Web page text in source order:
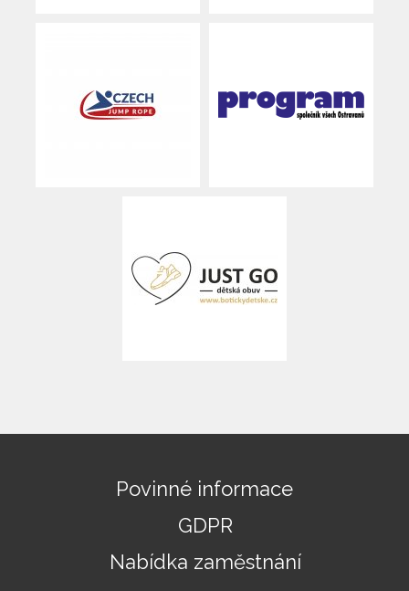
Povinné informace
GDPR
Nabídka zaměstnání